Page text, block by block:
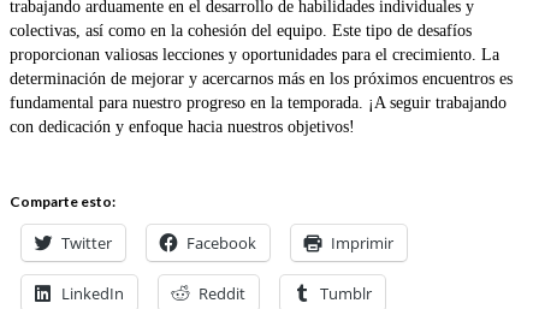
trabajando arduamente en el desarrollo de habilidades individuales y
colectivas, así como en la cohesión del equipo. Este tipo de desafíos
proporcionan valiosas lecciones y oportunidades para el crecimiento. La
determinación de mejorar y acercarnos más en los próximos encuentros es
fundamental para nuestro progreso en la temporada. ¡A seguir trabajando
con dedicación y enfoque hacia nuestros objetivos!
Comparte esto:
Twitter Facebook Imprimir
LinkedIn Reddit Tumblr